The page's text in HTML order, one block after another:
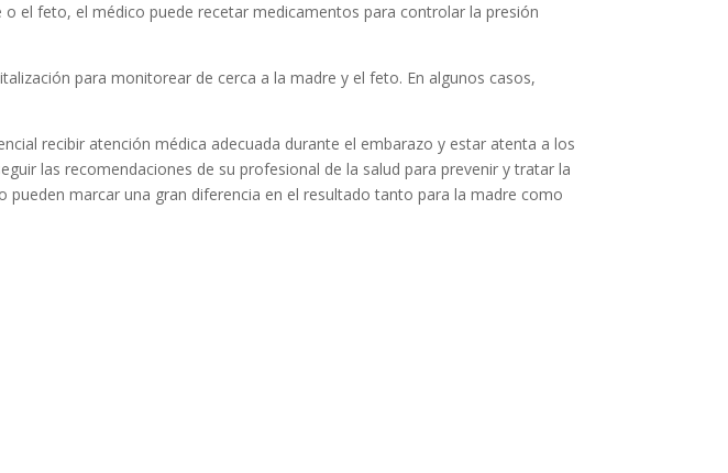
el feto, el médico puede recetar medicamentos para controlar la presión
para monitorear de cerca a la madre y el feto. En algunos casos,
recibir atención médica adecuada durante el embarazo y estar atenta a los
las recomendaciones de su profesional de la salud para prevenir y tratar la
marcar una gran diferencia en el resultado tanto para la madre como